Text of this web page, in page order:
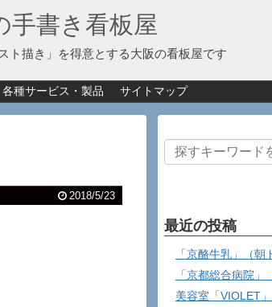
手書き看板屋
ト描き」を得意とする大阪の看板屋です
各種サービス・製品 サイトマップ
2018/5/23
最近の投稿
「京酪牛乳」（朝
「京都総合病院」
美容室「VIOLET